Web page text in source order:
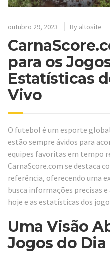
outubro 29, 2023 By altosite
para os
Estatísticas
Vivo
O futebol é um esporte
estão sempre ávidos para
equipes favoritas em tempo
CarnaScore.com se destaca
referência, oferecendo uma
busca informações precisas
hoje e as estatísticas dos
Uma Visão
Jogos do Dia